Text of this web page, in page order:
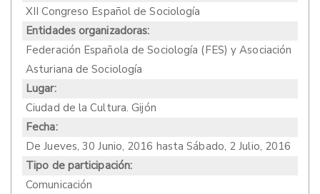
XII Congreso Español de Sociología
Entidades organizadoras:
Federación Española de Sociología (FES) y Asociación
Asturiana de Sociología
Lugar:
Ciudad de la Cultura. Gijón
Fecha:
DeJueves, 30 Junio, 2016 hastaSábado, 2 Julio, 2016
Tipo de participación:
Comunicación